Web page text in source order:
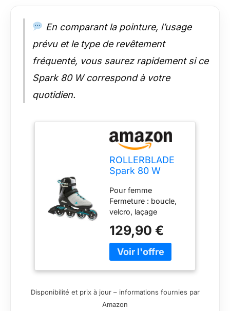
En comparant la pointure, l’usage
prévu et le type de revêtement
fréquenté, vous saurez rapidement si ce
Spark 80 W correspond à votre
quotidien.
ROLLERBLADE
Spark 80 W
Ligne
Gris/Turquoise
Taille 38,5
Pour femme
Fermeture : boucle,
velcro, laçage
SG5 Rail : 4 roues
Taille des roulettes :
80 mm
129,90 €
Disponibilité et prix à jour – informations fournies par
Amazon